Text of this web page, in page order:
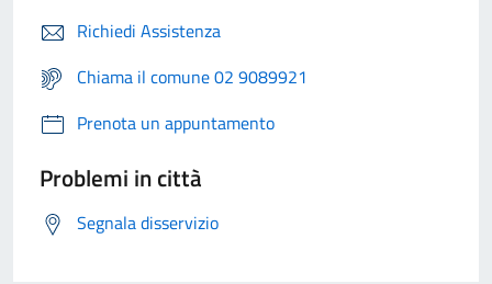
Richiedi Assistenza
Chiama il comune 02 9089921
Prenota un appuntamento
Problemi in città
Segnala disservizio